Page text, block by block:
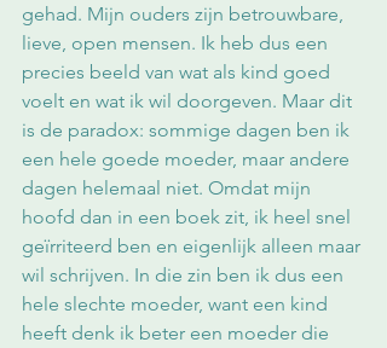
gehad. Mijn ouders zijn betrouwbare,
lieve, open mensen. Ik heb dus een
precies beeld van wat als kind goed
voelt en wat ik wil doorgeven. Maar dit
is de paradox: sommige dagen ben ik
een hele goede moeder, maar andere
dagen helemaal niet. Omdat mijn
hoofd dan in een boek zit, ik heel snel
geïrriteerd ben en eigenlijk alleen maar
wil schrijven. In die zin ben ik dus een
hele slechte moeder, want een kind
heeft denk ik beter een moeder die